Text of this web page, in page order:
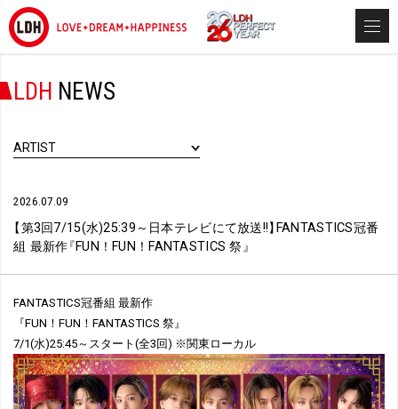
LDH NEWS
ARTIST
2026.07.09
【第3回7/15(水)25:39～日本テレビにて放送!!】FANTASTICS冠番
組 最新作『FUN！FUN！FANTASTICS 祭』
FANTASTICS冠番組 最新作
『FUN！FUN！FANTASTICS 祭』
7/1(水)25:45～スタート(全3回) ※関東ローカル